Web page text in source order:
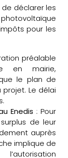
de déclarer les
photovoltaïque
pour les
préalable
en mairie,
le plan de
Le délai
Enedis : Pour
de leur
auprès
implique de